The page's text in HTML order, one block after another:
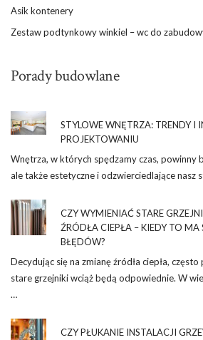
Asik kontenery
Zestaw podtynkowy winkiel – wc do
Porady budowlane
STYLOWE WNĘTRZA: TRENDY I
PROJEKTOWANIU
Wnętrza, w których spędzamy czas, powinny
ale także estetyczne i odzwierciedlające nasz
CZY WYMIENIAĆ STARE
ŹRÓDŁA CIEPŁA – KIEDY TO MA
BŁĘDÓW?
Decydując się na zmianę źródła ciepła,
stare grzejniki wciąż będą odpowiednie. W
…
CZY PŁUKANIE INSTALACJI